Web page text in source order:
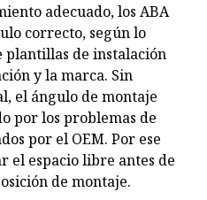
adecuado, los ABA
correcto, según lo
plantillas de instalación
y la marca. Sin
el ángulo de montaje
por los problemas de
por el OEM. Por ese
el espacio libre antes de
de montaje.